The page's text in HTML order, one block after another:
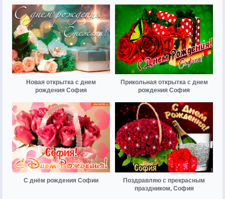
Новая открытка с днем
рождения София
Прикольная открытка с днем
рождения София
С днём рождения Софии
Поздравляю с прекрасным
праздником, София